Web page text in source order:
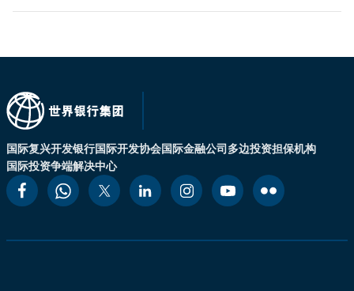
国际复兴开发银行国际开发协会国际金融公司多边投资担保机构
国际投资争端解决中心